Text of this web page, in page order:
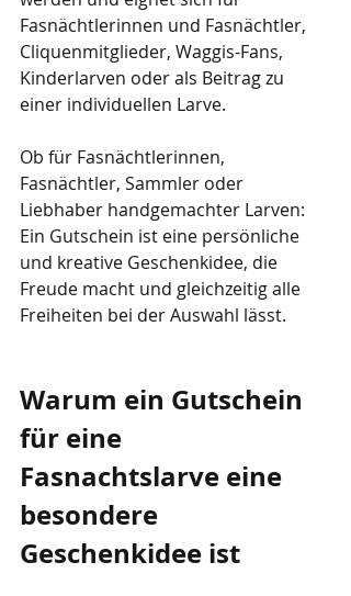
Fasnächtlerinnen und Fasnächtler,
Cliquenmitglieder, Waggis-Fans,
Kinderlarven oder als Beitrag zu
einer individuellen Larve.
Ob für Fasnächtlerinnen,
Fasnächtler, Sammler oder
Liebhaber handgemachter Larven:
Ein Gutschein ist eine persönliche
und kreative Geschenkidee, die
Freude macht und gleichzeitig alle
Freiheiten bei der Auswahl lässt.
Warum ein Gutschein
für eine
Fasnachtslarve eine
besondere
Geschenkidee ist